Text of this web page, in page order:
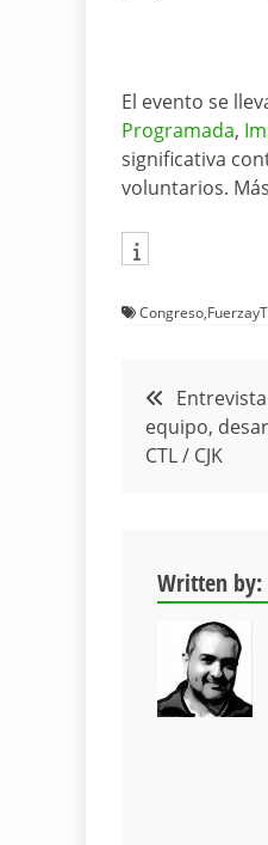
El evento se
Programada,
significativa
voluntarios.
Congreso,
de
equipo,
CTL / CJK
Written by: